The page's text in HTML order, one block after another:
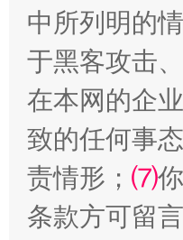
全民健身五年计划来
中所列明的
于黑客攻击
在本网的企
致的任何事
责情形； ⑺
条款方可留